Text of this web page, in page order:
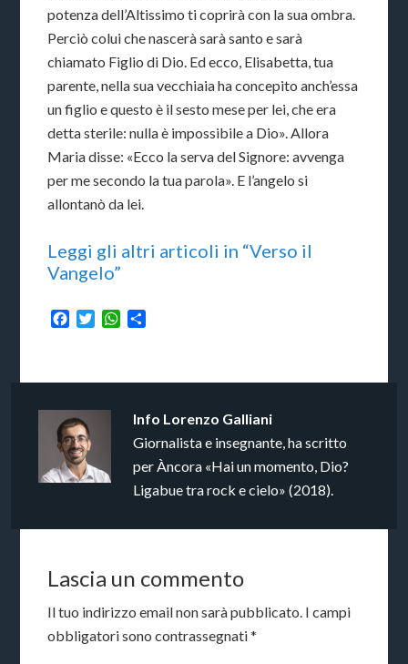
potenza dell’Altissimo ti coprirà con la sua ombra.
Perciò colui che nascerà sarà santo e sarà
chiamato Figlio di Dio. Ed ecco, Elisabetta, tua
parente, nella sua vecchiaia ha concepito anch’essa
un figlio e questo è il sesto mese per lei, che era
detta sterile: nulla è impossibile a Dio». Allora
Maria disse: «Ecco la serva del Signore: avvenga
per me secondo la tua parola». E l’an­gelo si
allontanò da lei.
Leggi gli altri articoli in “Verso il
Vangelo”
Facebook
TwitterWhatsApp
Info Lorenzo Galliani
Giornalista e insegnante, ha scritto
per Àncora «Hai un momento, Dio?
Ligabue tra rock e cielo» (2018).
Lascia un commento
Il tuo indirizzo email non sarà pubblicato. I campi
obbligatori sono contrassegnati*